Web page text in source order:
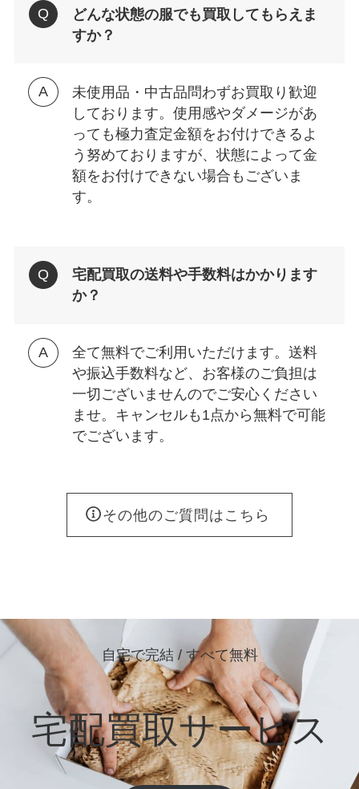
どんな状態の服でも買取してもらえま
すか？
未使用品・中古品問わずお買取り歓迎
しております。使用感やダメージがあ
っても極力査定金額をお付けできるよ
う努めておりますが、状態によって金
額をお付けできない場合もございま
す。
宅配買取の送料や手数料はかかります
か？
全て無料でご利用いただけます。送料
や振込手数料など、お客様のご負担は
一切ございませんのでご安心ください
ませ。キャンセルも1点から無料で可能
でございます。
その他のご質問はこちら
自宅で完結 / すべて無料
宅配買取サービス